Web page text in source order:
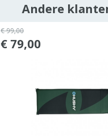
Andere
€ 99,00
€ 79,00